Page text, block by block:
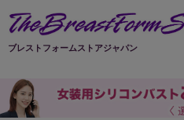
ブレストフォームストアジャパン